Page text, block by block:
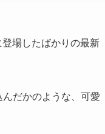
場したばかりの最新
だかのような、可愛